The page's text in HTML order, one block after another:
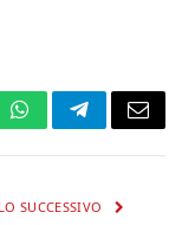
WhatsAppTelegramEmail
SUCCESSIVO